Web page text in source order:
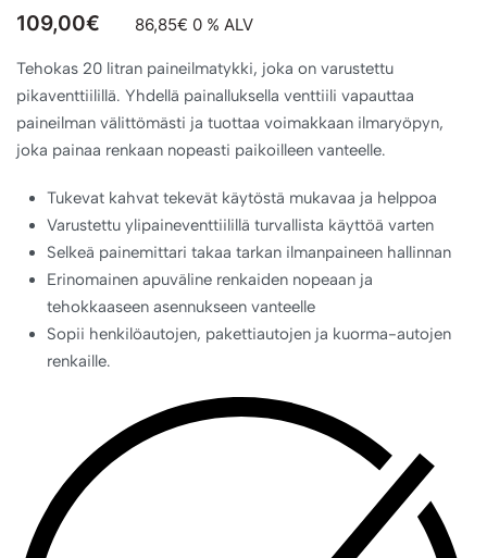
109,00€ 86,85€ 0 % ALV
Tehokas 20 litran paineilmatykki, joka on varustettu
pikaventtiilillä. Yhdellä painalluksella venttiili vapauttaa
paineilman välittömästi ja tuottaa voimakkaan ilmaryöpyn,
joka painaa renkaan nopeasti paikoilleen vanteelle.
Tukevat kahvat tekevät käytöstä mukavaa ja helppoa
Varustettu ylipaineventtiilillä turvallista käyttöä varten
Selkeä painemittari takaa tarkan ilmanpaineen hallinnan
Erinomainen apuväline renkaiden nopeaan ja
tehokkaaseen asennukseen vanteelle
Sopii henkilöautojen, pakettiautojen ja kuorma-autojen
renkaille.